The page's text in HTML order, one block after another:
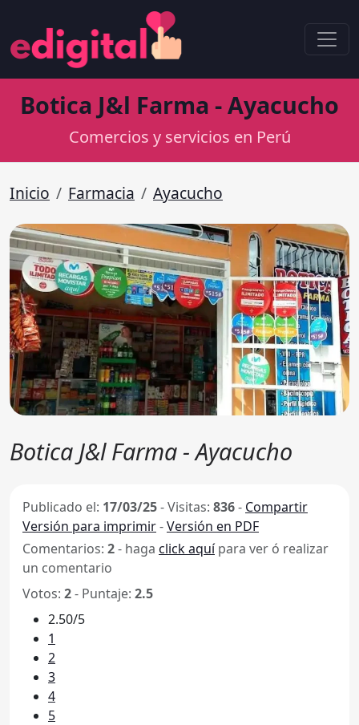
Botica J&l Farma - Ayacucho
Comercios y servicios en Perú
Inicio Farmacia Ayacucho
Botica J&l Farma - Ayacucho
Publicado el: 17/03/25-Visitas: 836- Compartir
Versión para imprimir-Versión en PDF
Comentarios: 2- haga click aquípara ver ó realizar
un comentario
Votos: 2- Puntaje: 2.5
2.50/5
1
2
3
4
5